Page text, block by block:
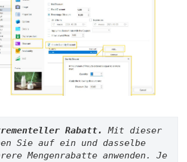
Rabatt. Mit dieser
Sie auf ein und dasselbe
Mengenrabatte anwenden. Je